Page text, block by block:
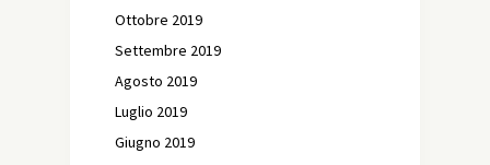
Ottobre 2019
Settembre 2019
Agosto 2019
Luglio 2019
Giugno 2019